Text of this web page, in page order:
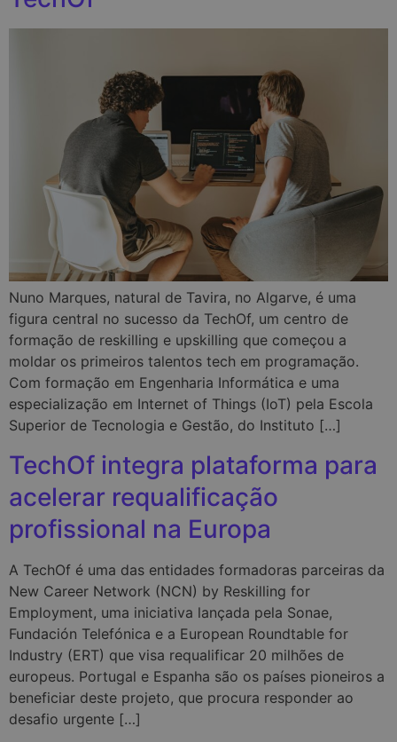
Nuno Marques, natural de Tavira, no Algarve, é uma
figura central no sucesso da TechOf, um centro de
formação de reskilling e upskilling que começou a
moldar os primeiros talentos tech em programação.
Com formação em Engenharia Informática e uma
especialização em Internet of Things (IoT) pela Escola
Superior de Tecnologia e Gestão, do Instituto […]
TechOf integra plataforma para
acelerar requalificação
profissional na Europa
A TechOf é uma das entidades formadoras parceiras da
New Career Network (NCN) by Reskilling for
Employment, uma iniciativa lançada pela Sonae,
Fundación Telefónica e a European Roundtable for
Industry (ERT) que visa requalificar 20 milhões de
europeus. Portugal e Espanha são os países pioneiros a
beneficiar deste projeto, que procura responder ao
desafio urgente […]